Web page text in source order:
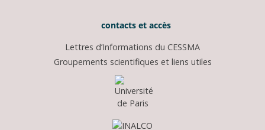
contacts et accès
Lettres d’Informations du CESSMA
Groupements scientifiques et liens utiles